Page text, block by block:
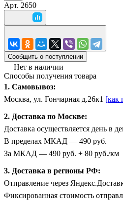
Арт. 2650
Сообщить о поступлении
Нет в наличии
Способы получения товара
1. Самовывоз:
Москва, ул. Гончарная д.26к1 [как
2. Доставка по Москве:
Доставка осуществляется день в
В пределах МКАД — 490 руб.
За МКАД — 490 руб. + 80 руб./км
3. Доставка в регионы РФ:
Отправление через
Фиксированная стоимость